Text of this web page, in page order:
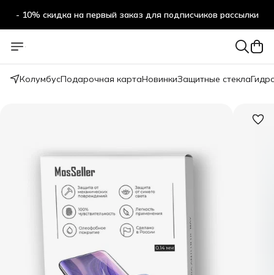
- 10% скидка на первый заказ для подписчиков рассылки
КолумбусПодарочная картаНовинкиЗащитные стекла